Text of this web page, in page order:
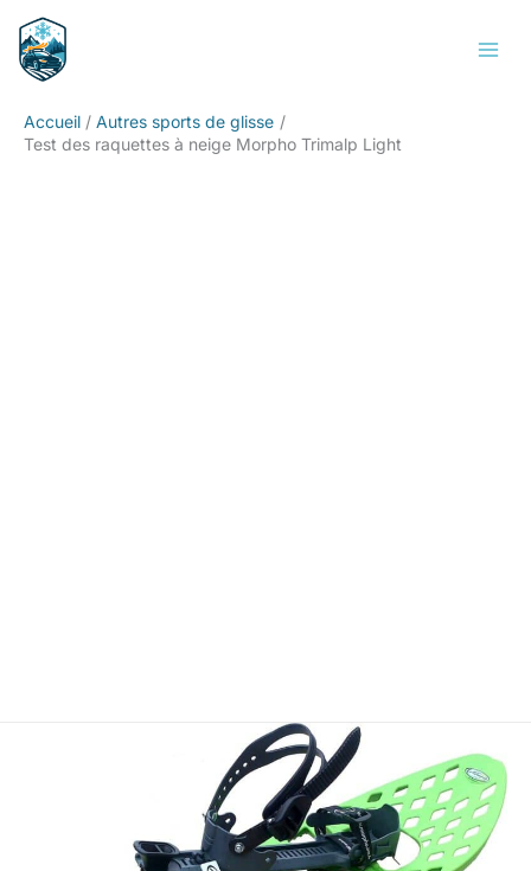
contenu
Accueil
Autres sports de glisse
Test des raquettes à neige Morpho Trimalp Light
Rechercher